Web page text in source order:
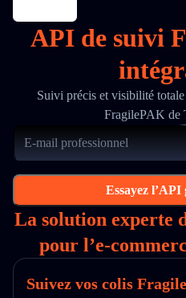
API de suivi
Suivi précis et visibilité
FragilePAK de
Essayez
La solution experte
pour
Suivez vos colis